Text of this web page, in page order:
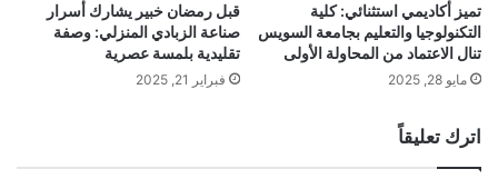
تميز أكاديمي استثنائي: كلية
التكنولوجيا والتعليم بجامعة السويس
تنال الاعتماد من المحاولة الأولى
مايو 28, 2025
قبل رمضان خبير يشارك أسرار
صناعة الزبادي المنزلي: وصفة
تقليدية بلمسة عصرية
فبراير 21, 2025
اترك تعليقاً